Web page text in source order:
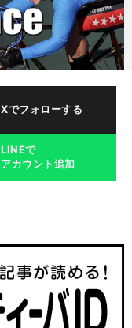
Xでフォローする
LINEで
アカウント追加